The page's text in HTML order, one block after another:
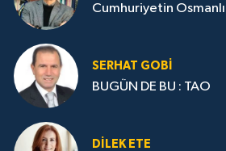
Cumhuriyetin
SERHAT GOBİ
BUGÜN DE BU : TAO
DILEK ETE